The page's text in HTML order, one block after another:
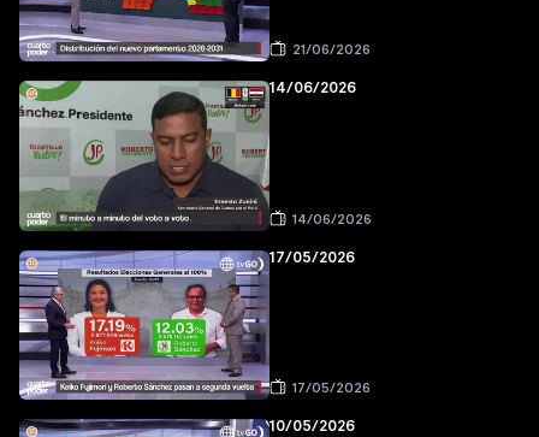
21/06/2026
14/06/2026
14/06/2026
17/05/2026
17/05/2026
10/05/2026